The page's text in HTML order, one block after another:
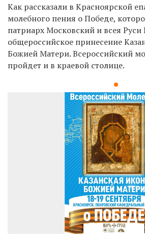
Как рассказали в Красноярской
молебного пения о Победе,
патриарх Московский и всея Руси
общероссийское принесение
Божией Матери. Всероссийский
пройдет и в краевой столице.